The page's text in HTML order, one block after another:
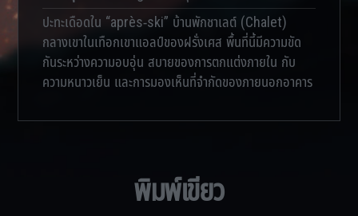
ปะทะเดือดใน “après-ski” บ้านพักชาเลต์ (Chalet)
กลางเขาในเทือกเขาแอลป์ของฝรั่งเศส พื้นที่นี้มีความขัด
กันระหว่างความอบอุ่น สบายของการตกแต่งภายใน กับ
ความหนาวเย็น และการมองเห็นที่จำกัดของภายนอกอาคาร
พิมพ์เขียว